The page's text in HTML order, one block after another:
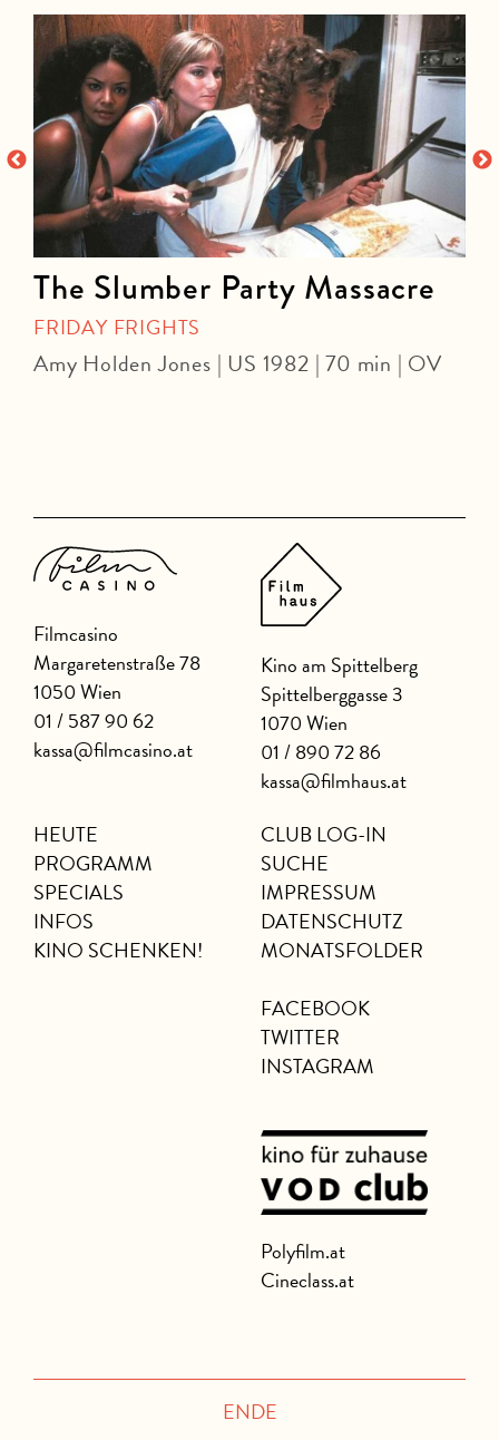
The Slumber Party Massacre
FRIDAY FRIGHTS
Amy Holden Jones | US 1982 | 70 min | OV
Filmcasino
Margaretenstraße 78
1050 Wien
01 / 587 90 62
kassa@filmcasino.at
Kino am Spittelberg
Spittelberggasse 3
1070 Wien
01 / 890 72 86
kassa@filmhaus.at
HEUTE
PROGRAMM
SPECIALS
INFOS
KINO SCHENKEN!
CLUB LOG-IN
SUCHE
IMPRESSUM
DATENSCHUTZ
MONATSFOLDER
FACEBOOK
TWITTER
INSTAGRAM
Polyfilm.at
Cineclass.at
ENDE